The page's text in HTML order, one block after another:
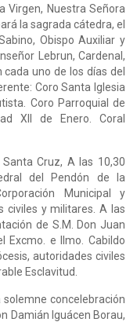
Virgen, Nuestra Señora
la sagrada cátedra, el
Obispo Auxiliar y
Lebrun, Cardenal,
uno de los días del
Coro Santa Iglesia
Coro Parroquial de
XII de Enero. Coral
Cruz, A las 10,30
del Pendón de la
Municipal y
civiles y militares. A las
de S.M. Don Juan
Excmo. e Ilmo. Cabildo
autoridades civiles
Esclavitud.
concelebración
Damián Iguácen Borau,